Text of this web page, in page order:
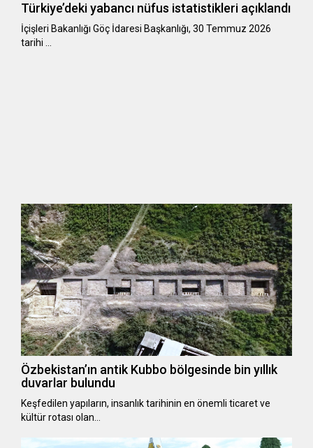
Türkiye’deki yabancı nüfus istatistikleri açıklandı
​​​​​​​İçişleri Bakanlığı Göç İdaresi Başkanlığı, 30 Temmuz 2026
tarihi …
Özbekistan’ın antik Kubbo bölgesinde bin yıllık
duvarlar bulundu
Keşfedilen yapıların, insanlık tarihinin en önemli ticaret ve
kültür rotası olan…